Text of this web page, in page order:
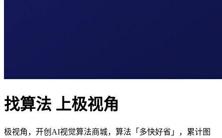
找算法 上极视角
极视角，开创AI视觉算法商城，算法「多快好省」，累计图